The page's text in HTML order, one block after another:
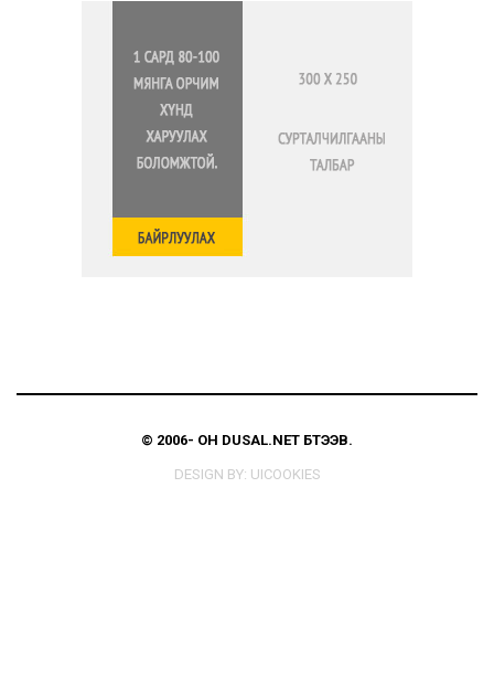
© 2006- ОН DUSAL.NET БҮТЭЭВ.
DESIGN BY: UICOOKIES